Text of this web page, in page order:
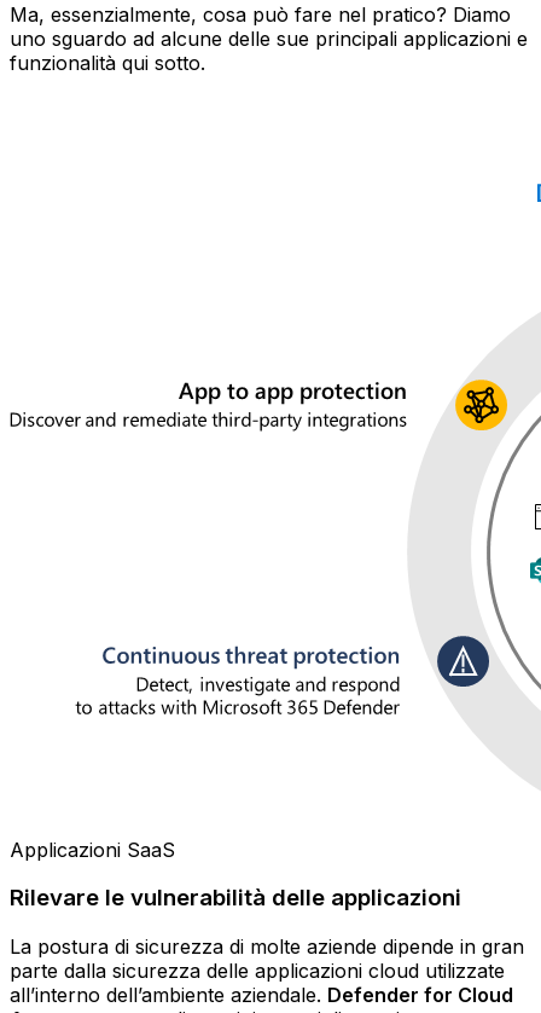
Ma, essenzialmente, cosa può fare nel pratico? Diamo
uno sguardo ad alcune delle sue principali applicazioni e
funzionalità qui sotto.
Applicazioni SaaS
Rilevare le vulnerabilità delle applicazioni
La postura di sicurezza di molte aziende dipende in gran
parte dalla sicurezza delle applicazioni cloud utilizzate
all’interno dell’ambiente aziendale. Defender for Cloud